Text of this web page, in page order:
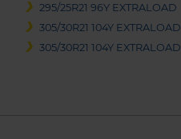
295/25R21 96Y EXTRALOAD
305/30R21 104Y EXTRALOAD
305/30R21 104Y EXTRALOAD